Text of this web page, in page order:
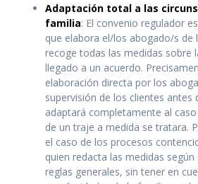
Adaptación total a las
familia: El convenio regulador
que elabora el/los abogado/s de
recoge todas las medidas sobre
llegado a un acuerdo.
elaboración directa por los
supervisión de los clientes antes
adaptará completamente al
de un traje a medida se tratara.
el caso de los procesos
quien redacta las medidas
reglas generales, sin tener en